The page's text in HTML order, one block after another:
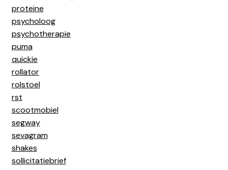
proteine
psycholoog
psychotherapie
puma
quickie
rollator
rolstoel
rst
scootmobiel
segway
sevagram
shakes
sollicitatiebrief